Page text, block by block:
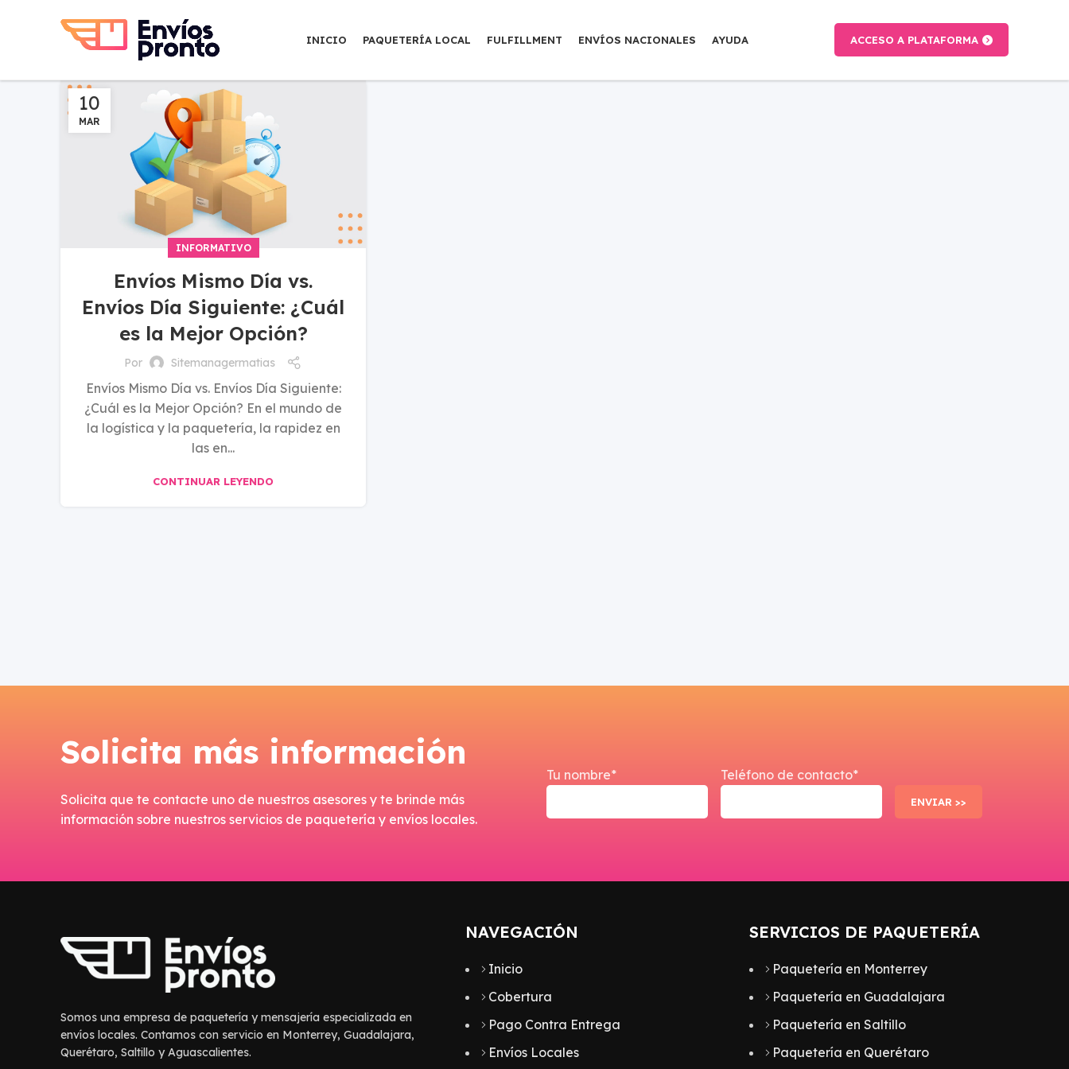
INICIO PAQUETERÍA LOCAL FULFILLMENT ENVÍOS NACIONALES AYUDA ACCESO A PLATAFORMA
10
MAR
INFORMATIVO
Envíos Mismo Día vs.
Envíos Día Siguiente: ¿Cuál
es la Mejor Opción?
Por Sitemanagermatias
Envíos Mismo Día vs. Envíos Día Siguiente:
¿Cuál es la Mejor Opción? En el mundo de
la logística y la paquetería, la rapidez en
las en...
CONTINUAR LEYENDO
Solicita más información
Solicita que te contacte uno de nuestros asesores y te brinde más
información sobre nuestros servicios de paquetería y envíos locales.
Tu nombre* Teléfono de contacto*
Somos una empresa de paquetería y mensajería especializada en
envíos locales. Contamos con servicio en Monterrey, Guadalajara,
Querétaro, Saltillo y Aguascalientes.
NAVEGACIÓN
Inicio
Cobertura
Pago Contra Entrega
Envíos Locales
SERVICIOS DE PAQUETERÍA
Paquetería en Monterrey
Paquetería en Guadalajara
Paquetería en Saltillo
Paquetería en Querétaro